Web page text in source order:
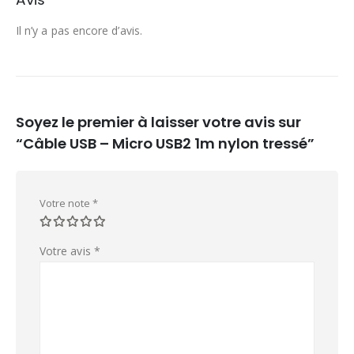
Il n’y a pas encore d’avis.
Soyez le premier à laisser votre avis sur
“Câble USB – Micro USB2 1m nylon tressé”
Votre note *
Votre avis *